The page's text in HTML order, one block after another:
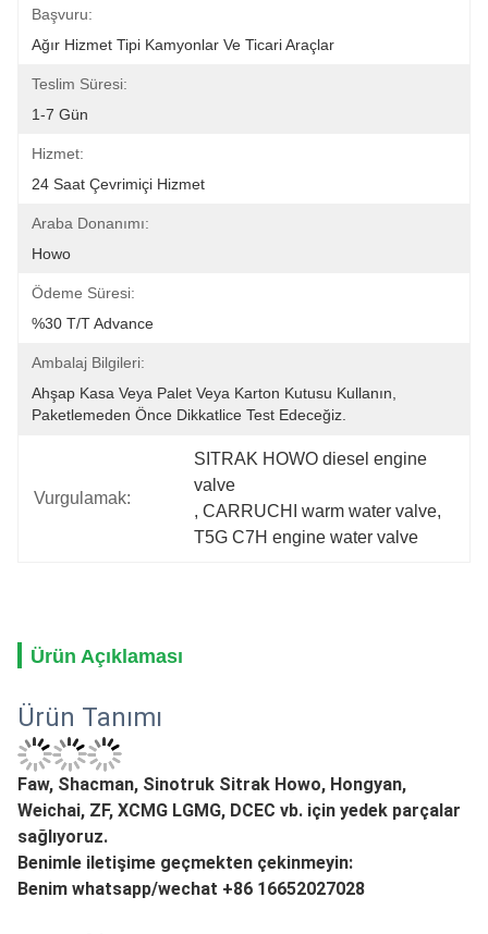
Başvuru:
Ağır Hizmet Tipi Kamyonlar Ve Ticari Araçlar
Teslim Süresi:
1-7 Gün
Hizmet:
24 Saat Çevrimiçi Hizmet
Araba Donanımı:
Howo
Ödeme Süresi:
%30 T/T Advance
Ambalaj Bilgileri:
Ahşap Kasa Veya Palet Veya Karton Kutusu Kullanın,
Paketlemeden Önce Dikkatlice Test Edeceğiz.
Vurgulamak:
SITRAK HOWO diesel engine
valve
, CARRUCHI warm water valve,
T5G C7H engine water valve
Ürün Açıklaması
Ürün Tanımı